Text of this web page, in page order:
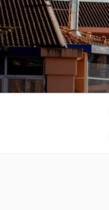
Aller
au
contenu
principal